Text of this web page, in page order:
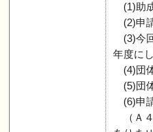
(1)助
(2)申
(3)今
年度に
(4)団
(5)団
(6)申
（Ａ４